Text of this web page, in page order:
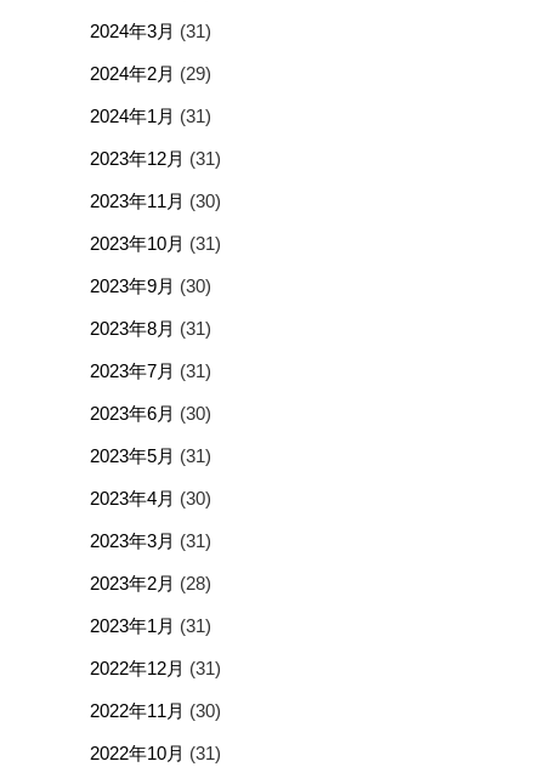
2024年3月 (31)
2024年2月 (29)
2024年1月 (31)
2023年12月 (31)
2023年11月 (30)
2023年10月 (31)
2023年9月 (30)
2023年8月 (31)
2023年7月 (31)
2023年6月 (30)
2023年5月 (31)
2023年4月 (30)
2023年3月 (31)
2023年2月 (28)
2023年1月 (31)
2022年12月 (31)
2022年11月 (30)
2022年10月 (31)